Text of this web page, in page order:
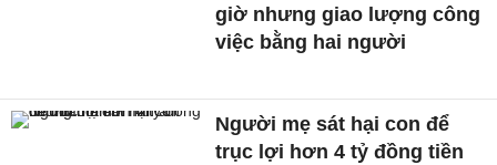
giờ nhưng giao lượng công
việc bằng hai người
Người mẹ sát hại con để
trục lợi hơn 4 tỷ đồng tiền